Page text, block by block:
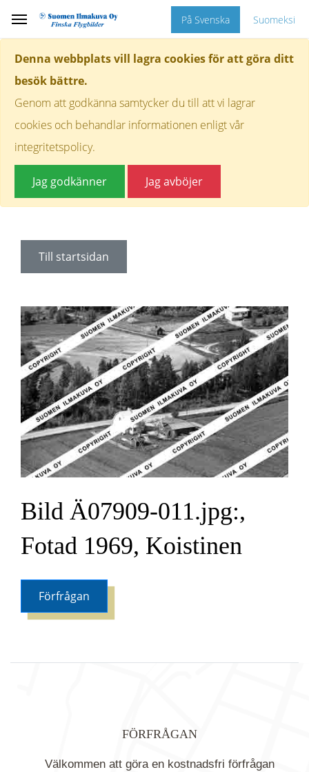
Denna webbplats vill lagra cookies för att göra ditt
besök bättre.
Genom att godkänna samtycker du till att vi lagrar
cookies och behandlar informationen enligt vår
integritetspolicy.
Jag godkänner Jag avböjer
På Svenska Suomeksi
Till startsidan
Bild Ä07909-011.jpg:,
Fotad 1969, Koistinen
Förfrågan
FÖRFRÅGAN
Välkommen att göra en kostnadsfri förfrågan